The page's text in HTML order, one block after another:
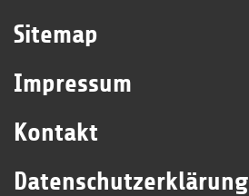
Sitemap
Impressum
Kontakt
Datenschutzerklärung